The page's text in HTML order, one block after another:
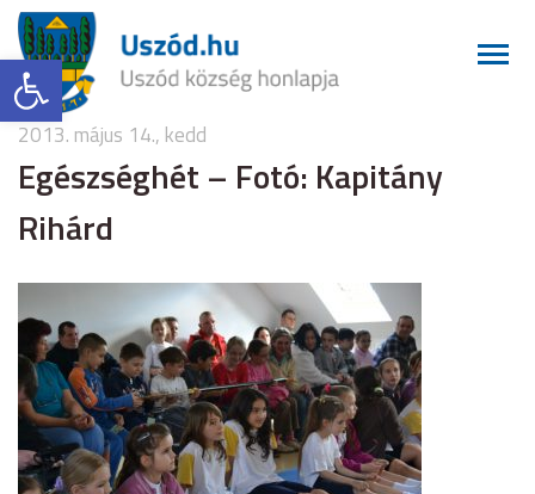
Eszköztár megnyitása
2013. május 14., kedd
Egészséghét – Fotó: Kapitány
Rihárd